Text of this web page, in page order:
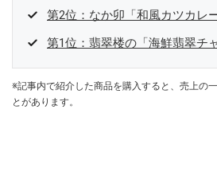
第2位：なか卯「和風カツカレー
第1位：翡翠楼の「海鮮翡翠チ
※記事内で紹介した商品を購入すると、売上の
とがあります。